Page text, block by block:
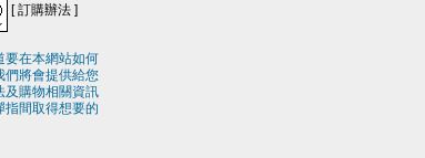
[訂購辦法]
要在本網站如何
們將會提供給您
及購物相關資訊
指間取得想要的